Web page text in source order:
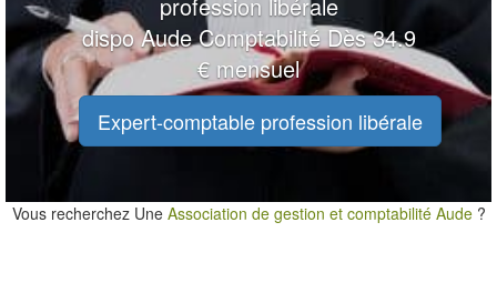
profession libérale
dispo Aude Comptabilité Dès 34.9
€ mensuel
Expert-comptable profession libérale
Vous recherchez Une Association de gestion et comptabilité Aude?